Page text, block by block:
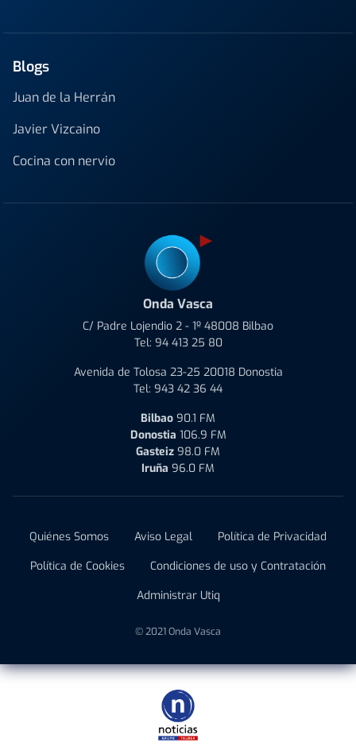
Blogs
Juan de la Herrán
Javier Vizcaino
Cocina con nervio
Onda Vasca
C/ Padre Lojendio 2 - 1º 48008 Bilbao
Tel: 94 413 25 80
Avenida de Tolosa 23-25 20018 Donostia
Tel: 943 42 36 44
Bilbao 90.1 FM
Donostia 106.9 FM
Gasteiz 98.0 FM
Iruña 96.0 FM
Quiénes Somos Aviso Legal
Política de Privacidad
Política de Cookies
Condiciones de uso y Contratación
Administrar Utiq
© 2021 Onda Vasca